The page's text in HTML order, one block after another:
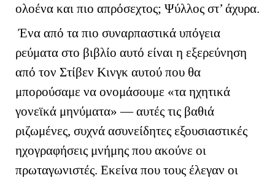
ολοένα και πιο απρόσεχτος; Ψύλλος στ’ άχυρα.
Ένα από τα πιο συναρπαστικά υπόγεια
ρεύματα στο βιβλίο αυτό είναι η εξερεύνηση
από τον Στίβεν Κινγκ αυτού που θα
μπορούσαμε να ονομάσουμε «τα ηχητικά
γονεϊκά μηνύματα» — αυτές τις βαθιά
ριζωμένες, συχνά ασυνείδητες εξουσιαστικές
ηχογραφήσεις μνήμης που ακούνε οι
πρωταγωνιστές. Εκείνα που τους έλεγαν οι